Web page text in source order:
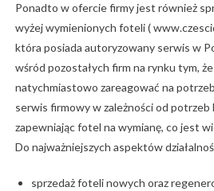
Ponadto w ofercie firmy jest również
wyżej wymienionych foteli (
która posiada autoryzowany serwis w
wśród pozostałych firm na rynku tym,
natychmiastowo zareagować na
serwis firmowy w zależności od
zapewniając fotel na wymianę, co jest
Do najważniejszych aspektów
sprzedaż foteli nowych oraz